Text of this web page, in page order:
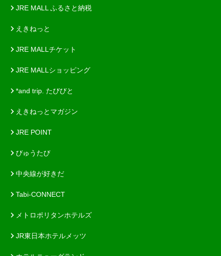
JRE MALL ふるさと納税
えきねっと
JRE MALLチケット
JRE MALLショッピング
*and trip. たびびと
えきねっとマガジン
JRE POINT
びゅうたび
中央線が好きだ
Tabi-CONNECT
メトロポリタンホテルズ
JR東日本ホテルメッツ